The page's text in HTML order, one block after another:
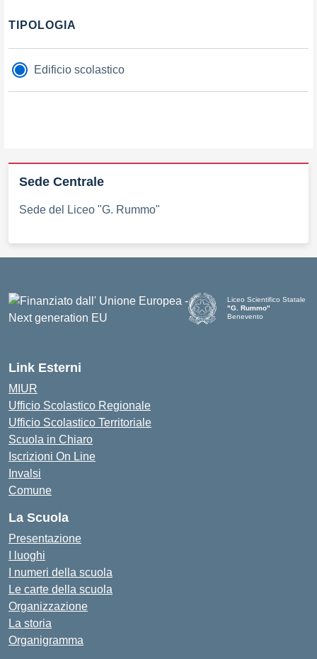
Filtri
TIPOLOGIA
Edificio scolastico
Sede Centrale
Sede del Liceo "G. Rummo"
Liceo Scientifico Statale
"G. Rummo"
Benevento
Link Esterni
MIUR
Ufficio Scolastico Regionale
Ufficio Scolastico Territoriale
Scuola in Chiaro
Iscrizioni On Line
Invalsi
Comune
La Scuola
Presentazione
I luoghi
I numeri della scuola
Le carte della scuola
Organizzazione
La storia
Organigramma